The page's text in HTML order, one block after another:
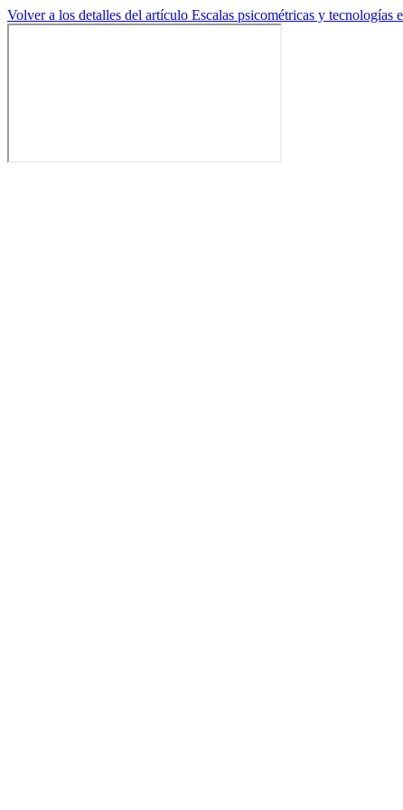
Volver a los detalles del artículo Escalas psicométricas y tecnologías